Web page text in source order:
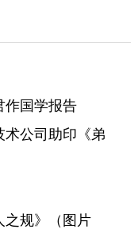
作国学报告
术公司助印《弟
规》（图片